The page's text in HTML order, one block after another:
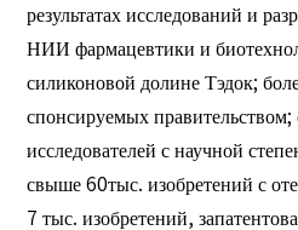
результатах исследований и
НИИ фармацевтики и
силиконовой долине Тэдок;
спонсируемых
исследователей с научной
свыше 60тыс. изобретений с
7 тыс. изобретений,